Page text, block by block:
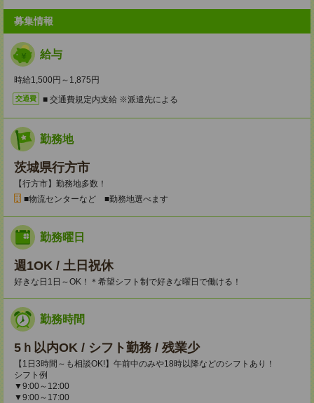
募集情報
給与
時給1,500円～1,875円
交通費 ■ 交通費規定内支給 ※派遣先による
勤務地
茨城県行方市
【行方市】勤務地多数！
■物流センターなど ■勤務地選べます
勤務曜日
週1OK / 土日祝休
好きな日1日～OK！＊希望シフト制で好きな曜日で働ける！
勤務時間
5ｈ以内OK / シフト勤務 / 残業少
【1日3時間～も相談OK!】午前中のみや18時以降などのシフトあり！
シフト例
▼9:00～12:00
▼9:00～17:00